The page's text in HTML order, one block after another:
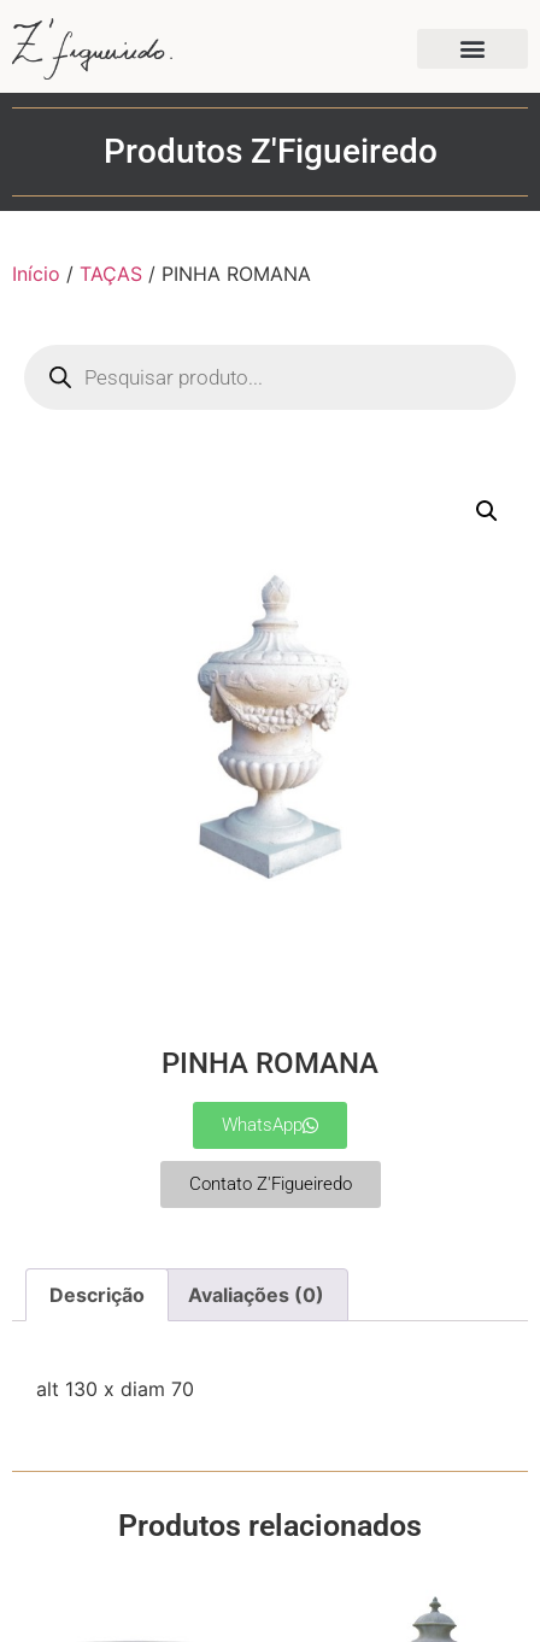
Produtos Z'Figueiredo
Início / TAÇAS / PINHA ROMANA
PINHA ROMANA
WhatsApp
Contato Z'Figueiredo
Descrição Avaliações (0)
alt 130 x diam 70
Produtos relacionados